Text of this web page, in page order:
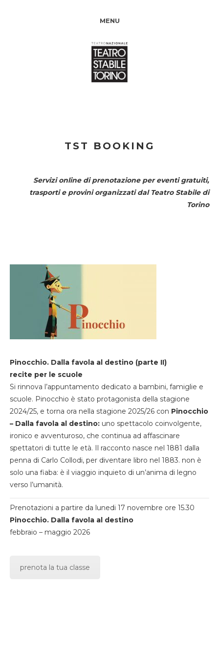
MENU
TST BOOKING
Servizi online di prenotazione per eventi gratuiti,
trasporti e provini organizzati dal Teatro Stabile di
Torino
Pinocchio. Dalla favola al destino (parte II)
recite per le scuole
Si rinnova l’appuntamento dedicato a bambini, famiglie e
scuole. Pinocchio è stato protagonista della stagione
2024/25, e torna ora nella stagione 2025/26 con Pinocchio
– Dalla favola al destino: uno spettacolo coinvolgente,
ironico e avventuroso, che continua ad affascinare
spettatori di tutte le età. Il racconto nasce nel 1881 dalla
penna di Carlo Collodi, per diventare libro nel 1883. non è
solo una fiaba: è il viaggio inquieto di un’anima di legno
verso l’umanità.
Prenotazioni a partire da lunedi 17 novembre ore 15.30
Pinocchio. Dalla favola al destino
febbraio – maggio 2026
prenota la tua classe